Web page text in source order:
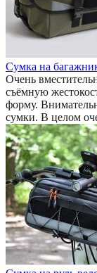
Сумка на
Очень
съёмную
форму.
сумки. В целом